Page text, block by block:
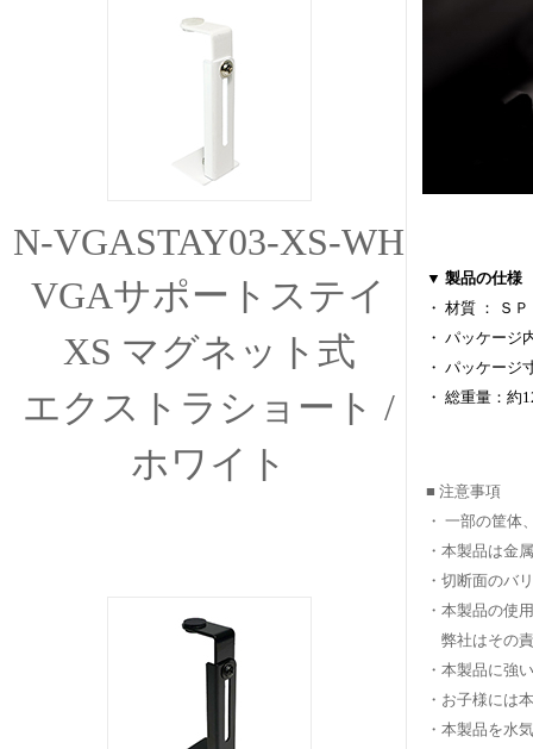
N-VGASTAY03-XS-WH
VGAサポートステイ
XS マグネット式
エクストラショート /
ホワイト
▼ 製品の仕様
・ 材質 ： Ｓ
・ パッケージ
・ パッケージ
・ 総重量：約
■ 注意事項
・ 一部の筐体
・本製品は金
・切断面のバ
・本製品の使
弊社はその
・本製品に強
・お子様には
・本製品を水